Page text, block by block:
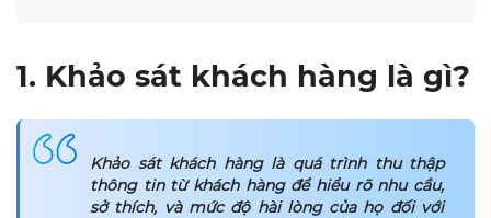
1. Khảo sát khách hàng là gì?
Khảo sát khách hàng là quá trình thu thập
thông tin từ khách hàng để hiểu rõ nhu cầu,
sở thích, và mức độ hài lòng của họ đối với